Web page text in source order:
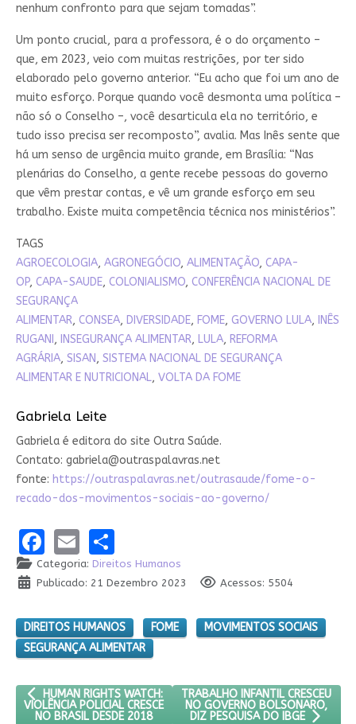
nenhum confronto para que sejam tomadas”.
Um ponto crucial, para a professora, é o do orçamento –
que, em 2023, veio com muitas restrições, por ter sido
elaborado pelo governo anterior. “Eu acho que foi um ano de
muito esforço. Porque quando você desmonta uma política –
não só o Conselho –, você desarticula ela no território, e
tudo isso precisa ser recomposto”, avalia. Mas Inês sente que
há um senso de urgência muito grande, em Brasília: “Nas
plenárias do Conselho, a gente recebe pessoas do governo
que vêm prestar contas, e vê um grande esforço em seu
trabalho. Existe muita competência técnica nos ministérios”.
TAGS
AGROECOLOGIA, AGRONEGÓCIO, ALIMENTAÇÃO, CAPA-
OP, CAPA-SAUDE, COLONIALISMO, CONFERÊNCIA NACIONAL DE
SEGURANÇA
ALIMENTAR, CONSEA, DIVERSIDADE, FOME, GOVERNO LULA, INÊS
RUGANI , INSEGURANÇA ALIMENTAR, LULA, REFORMA
AGRÁRIA, SISAN, SISTEMA NACIONAL DE SEGURANÇA
ALIMENTAR E NUTRICIONAL, VOLTA DA FOME
Gabriela Leite
Gabriela é editora do site Outra Saúde.
Contato: gabriela@outraspalavras.net
fonte: https://outraspalavras.net/outrasaude/fome-o-
recado-dos-movimentos-sociais-ao-governo/
Facebook
EmailShare
Categoria: Direitos Humanos
Publicado: 21 Dezembro 2023
Acessos: 5504
DIREITOS HUMANOS FOME
MOVIMENTOS SOCIAIS
SEGURANÇA ALIMENTAR
ARTIGO ANTERIOR: HUMAN RIGHTS WATCH: VIOLÊNCIA POLICIAL
HUMAN RIGHTS WATCH:
VIOLÊNCIA POLICIAL CRESCE
NO BRASIL DESDE 2018
PRÓXIMO ARTIGO: TRABALHO
TRABALHO INFANTIL CRESCEU
NO GOVERNO BOLSONARO,
DIZ PESQUISA DO IBGE